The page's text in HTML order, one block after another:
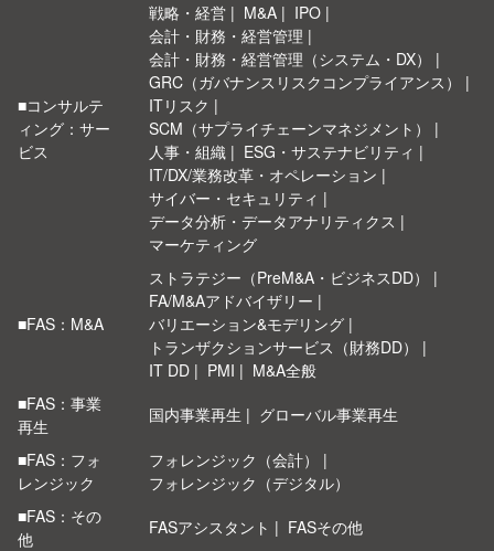
■コンサルテ
ィング：サー
ビス
戦略・経営 M&A
IPO
会計・財務・経営管理
会計・財務・経営管理（システム・DX）
GRC（ガバナンスリスクコンプライアンス）
ITリスク
SCM（サプライチェーンマネジメント）
人事・組織
ESG・サステナビリティ
IT/DX/業務改革・オペレーション
サイバー・セキュリティ
データ分析・データアナリティクス
マーケティング
■FAS：M&A
ストラテジー（PreM&A・ビジネスDD）
FA/M&Aアドバイザリー
バリエーション&モデリング
トランザクションサービス（財務DD）
IT DD
PMI
M&A全般
■FAS：事業
再生
国内事業再生 グローバル事業再生
■FAS：フォ
レンジック
フォレンジック（会計）
フォレンジック（デジタル）
■FAS：その
他
FASアシスタント FASその他